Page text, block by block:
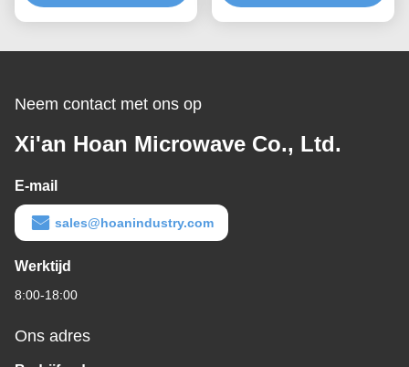
de vibraciones de la cam
13D-A Compact
Neem contact met ons op
Xi'an Hoan Microwave Co., Ltd.
E-mail
sales@hoanindustry.com
Werktijd
8:00-18:00
Ons adres